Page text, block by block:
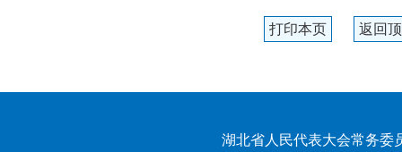
打印本页 返回
湖北省人民代表大会常务委